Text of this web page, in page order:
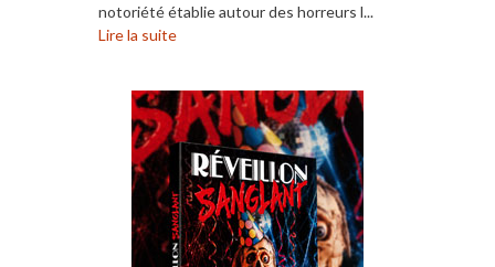
notoriété établie autour des horreurs l...
Lire la suite